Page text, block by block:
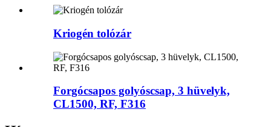
Kriogén tolózár
Forgócsapos golyóscsap, 3 hüvelyk,
CL1500, RF, F316